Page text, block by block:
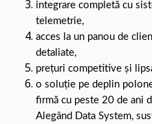
integrare completă cu
telemetrie,
acces la un panou de
detaliate,
prețuri competitive și
o soluție pe deplin
firmă cu peste 20 de ani
Alegând Data System,